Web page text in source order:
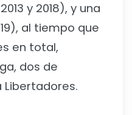
y 2018), y una
al tiempo que
en total,
dos de
Libertadores.